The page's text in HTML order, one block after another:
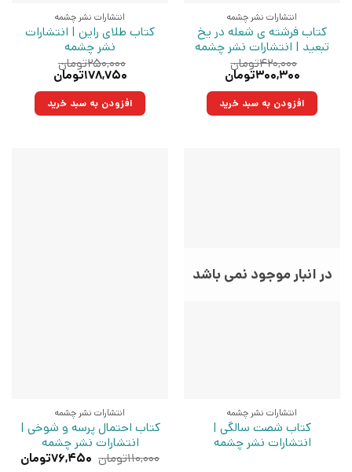
انتشارات نشر چشمه
کتاب فرشته ی شعله در یخ
تبعید | انتشارات نشر چشمه
۴۲۰,۰۰۰تومان
قیمت
۴۲۰,۰۰۰تومان
بود.
۳۰۰,۳۰۰تومان
۳۰۰,۳۰۰تومان.افزودن به سبد خرید
انتشارات نشر چشمه
کتاب طلای راین | انتشارات
نشر چشمه
۲۵۰,۰۰۰تومان
قیمت
۲۵۰,۰۰۰تومان
بود.
۱۷۸,۷۵۰تومان
۱۷۸,۷۵۰تومان.افزودن به سبد خرید
در انبار موجود نمی باشد
انتشارات نشر چشمه
کتاب شصت سالگی |
انتشارات نشر چشمه
انتشارات نشر چشمه
کتاب احتمال پرسه و شوخی |
انتشارات نشر چشمه
۱۱۰,۰۰۰تومان قیمت
۷۶,۴۵۰تومان